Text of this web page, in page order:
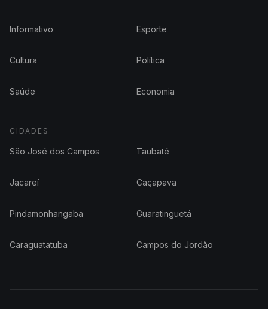
Informativo Esporte
Cultura Política
Saúde Economia
CIDADES
São José dos Campos Taubaté
Jacareí Caçapava
Pindamonhangaba Guaratinguetá
Caraguatatuba Campos do Jordão